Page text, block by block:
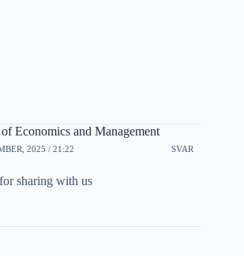
Economics and Management
2025 / 21:22 SVAR
sharing with us